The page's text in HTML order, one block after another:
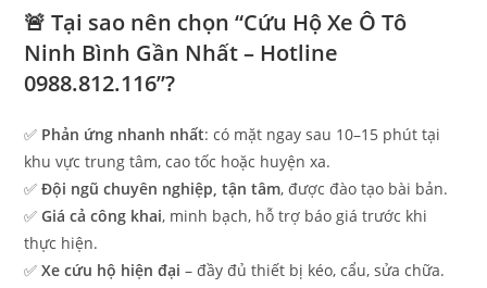
🚨 Tại sao nên chọn “Cứu Hộ Xe Ô Tô
Ninh Bình Gần Nhất – Hotline
0988.812.116”?
✅ Phản ứng nhanh nhất: có mặt ngay sau 10–15 phút tại
khu vực trung tâm, cao tốc hoặc huyện xa.
✅Đội ngũ chuyên nghiệp, tận tâm, được đào tạo bài bản.
✅Giá cả công khai, minh bạch, hỗ trợ báo giá trước khi
thực hiện.
✅Xe cứu hộ hiện đại – đầy đủ thiết bị kéo, cẩu, sửa chữa.